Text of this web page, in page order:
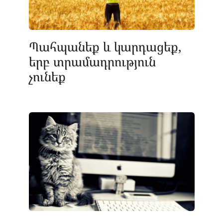
Պահպանեք և կարդացեք,
երբ տրամադրություն
չունեք